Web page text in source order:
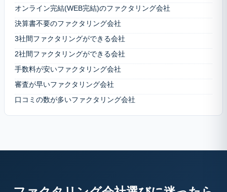
オンライン完結(WEB完結)のファクタリング会社
決算書不要のファクタリング会社
3社間ファクタリングができる会社
2社間ファクタリングができる会社
手数料が安いファクタリング会社
審査が早いファクタリング会社
口コミの数が多いファクタリング会社